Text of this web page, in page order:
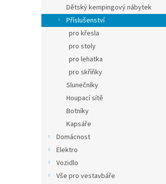
Dětský kempingový nábytek
Příslušenství
pro křesla
pro stoly
pro lehatka
pro skříňky
Slunečníky
Houpací sítě
Botníky
Kapsáře
Domácnost
Elektro
Vozidlo
Vše pro vestavbáře